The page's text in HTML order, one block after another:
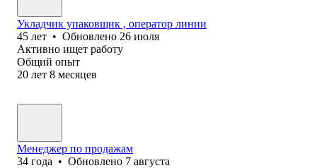
Укладчик упаковщик , оператор линии
45 лет • Обновлено 26 июля
Активно ищет работу
Общий опыт
20 лет 8 месяцев
Менеджер по продажам
34 года • Обновлено 7 августа